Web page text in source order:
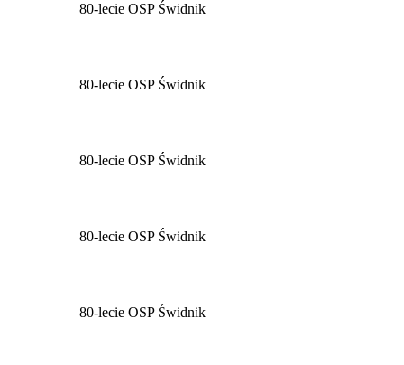
80-lecie OSP Świdnik
80-lecie OSP Świdnik
80-lecie OSP Świdnik
80-lecie OSP Świdnik
80-lecie OSP Świdnik